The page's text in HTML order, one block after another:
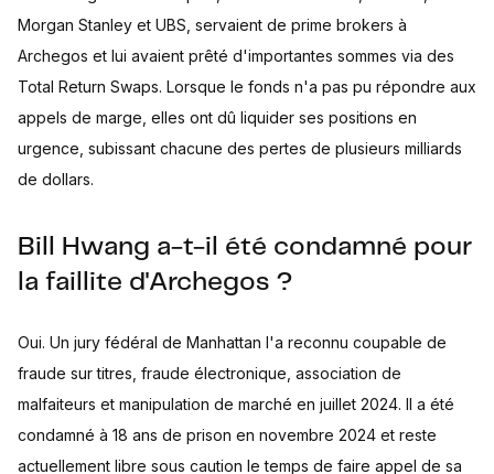
Morgan Stanley et UBS, servaient de prime brokers à
Archegos et lui avaient prêté d'importantes sommes via des
Total Return Swaps. Lorsque le fonds n'a pas pu répondre aux
appels de marge, elles ont dû liquider ses positions en
urgence, subissant chacune des pertes de plusieurs milliards
de dollars.
Bill Hwang a-t-il été condamné pour
la faillite d'Archegos ?
Oui. Un jury fédéral de Manhattan l'a reconnu coupable de
fraude sur titres, fraude électronique, association de
malfaiteurs et manipulation de marché en juillet 2024. Il a été
condamné à 18 ans de prison en novembre 2024 et reste
actuellement libre sous caution le temps de faire appel de sa